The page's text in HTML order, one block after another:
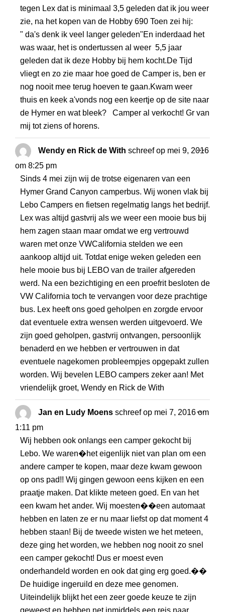
tegen Lex dat is minimaal 3,5 geleden dat ik jou weer
zie, na het kopen van de Hobby 690 Toen zei hij:
" da's denk ik veel langer geleden"En inderdaad het
was waar, het is ondertussen al weer 5,5 jaar
geleden dat ik deze Hobby bij hem kocht.De Tijd
vliegt en zo zie maar hoe goed de Camper is, ben er
nog nooit mee terug hoeven te gaan.Kwam weer
thuis en keek a'vonds nog een keertje op de site naar
de Hymer en wat bleek? Camper al verkocht! Gr van
mij tot ziens of horens.
Wendy en Rick de With schreef op mei 9, 2016
om 8:25 pm
Sinds 4 mei zijn wij de trotse eigenaren van een
Hymer Grand Canyon camperbus. Wij wonen vlak bij
Lebo Campers en fietsen regelmatig langs het bedrijf.
Lex was altijd gastvrij als we weer een mooie bus bij
hem zagen staan maar omdat we erg vertrouwd
waren met onze VWCalifornia stelden we een
aankoop altijd uit. Totdat enige weken geleden een
hele mooie bus bij LEBO van de trailer afgereden
werd. Na een bezichtiging en een proefrit besloten de
VW California toch te vervangen voor deze prachtige
bus. Lex heeft ons goed geholpen en zorgde ervoor
dat eventuele extra wensen werden uitgevoerd. We
zijn goed geholpen, gastvrij ontvangen, persoonlijk
benaderd en we hebben er vertrouwen in dat
eventuele nagekomen probleempjes opgepakt zullen
worden. Wij bevelen LEBO campers zeker aan! Met
vriendelijk groet, Wendy en Rick de With
...
Jan en Ludy Moens schreef op mei 7, 2016 om
1:11 pm
Wij hebben ook onlangs een camper gekocht bij
Lebo. We waren�het eigenlijk niet van plan om een
andere camper te kopen, maar deze kwam gewoon
op ons pad!! Wij gingen gewoon eens kijken en een
praatje maken. Dat klikte meteen goed. En van het
een kwam het ander. Wij moesten��een automaat
hebben en laten ze er nu maar liefst op dat moment 4
hebben staan! Bij de tweede wisten we het meteen,
deze ging het worden, we hebben nog nooit zo snel
een camper gekocht! Dus er moest even
onderhandeld worden en ook dat ging erg goed.��
De huidige ingeruild en deze mee genomen.
Uiteindelijk blijkt het een zeer goede keuze te zijn
geweest en hebben net inmiddels een reis naar
...